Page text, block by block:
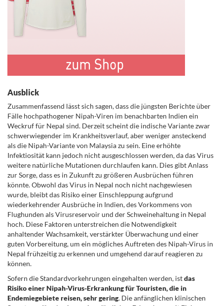
Ausblick
Zusammenfassend lässt sich sagen, dass die jüngsten Berichte über
Fälle hochpathogener Nipah-Viren im benachbarten Indien ein
Weckruf für Nepal sind. Derzeit scheint die indische Variante zwar
schwerwiegender im Krankheitsverlauf, aber weniger ansteckend
als die Nipah-Variante von Malaysia zu sein. Eine erhöhte
Infektiosität kann jedoch nicht ausgeschlossen werden, da das Virus
weitere natürliche Mutationen durchlaufen kann. Dies gibt Anlass
zur Sorge, dass es in Zukunft zu größeren Ausbrüchen führen
könnte. Obwohl das Virus in Nepal noch nicht nachgewiesen
wurde, bleibt das Risiko einer Einschleppung aufgrund
wiederkehrender Ausbrüche in Indien, des Vorkommens von
Flughunden als Virusreservoir und der Schweinehaltung in Nepal
hoch. Diese Faktoren unterstreichen die Notwendigkeit
anhaltender Wachsamkeit, verstärkter Überwachung und einer
guten Vorbereitung, um ein mögliches Auftreten des Nipah-Virus in
Nepal frühzeitig zu erkennen und umgehend darauf reagieren zu
können.
Sofern die Standardvorkehrungen eingehalten werden, istdas
Risiko einer Nipah-Virus-Erkrankung für Touristen, die in
Endemiegebiete reisen, sehr gering. Die anfänglichen klinischen